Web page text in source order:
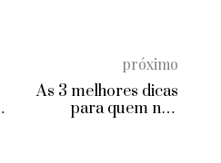
próximo
As 3 melhores dicas
para quem não